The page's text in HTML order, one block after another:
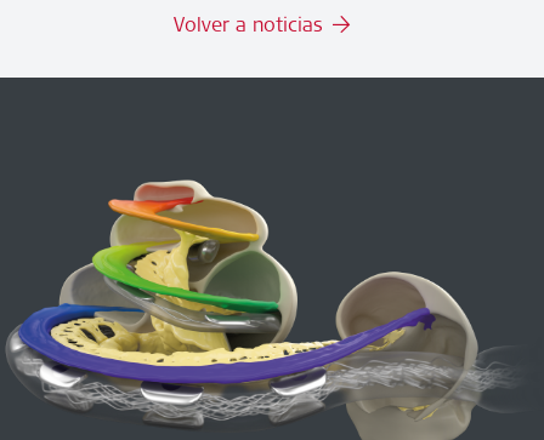
Volver a noticias